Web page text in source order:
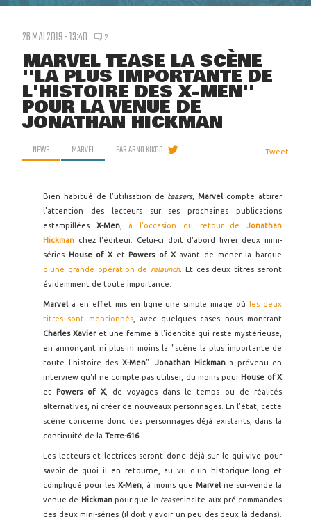
26 MAI 2019 - 13:40 2
MARVEL TEASE LA SCÈNE
''LA PLUS IMPORTANTE DE
L'HISTOIRE DES X-MEN''
POUR LA VENUE DE
JONATHAN HICKMAN
NEWS MARVEL PARARNO KIKOO Tweet
Bien habitué de l'utilisation de teasers,Marvel compte attirer
l'attention des lecteurs sur ses prochaines publications
estampillées X-Men, à l'occasion du retour deJonathan
Hickman chez l'éditeur. Celui-ci doit d'abord livrer deux mini-
séries House of X et Powers of X avant de mener la barque
d'une grande opération de relaunch. Et ces deux titres seront
évidemment de toute importance.
Marvel a en effet mis en ligne une simple image où les deux
titres sont mentionnés, avec quelques cases nous montrant
Charles Xavier et une femme à l'identité qui reste mystérieuse,
en annonçant ni plus ni moins la "scène la plus importante de
toute l'histoire des X-Men". Jonathan Hickman a prévenu en
interview qu'il ne compte pas utiliser, du moins pour House of X
et Powers of X, de voyages dans le temps ou de réalités
alternatives, ni créer de nouveaux personnages. En l'état, cette
scène concerne donc des personnages déjà existants, dans la
continuité de la Terre-616.
Les lecteurs et lectrices seront donc déjà sur le qui-vive pour
savoir de quoi il en retourne, au vu d'un historique long et
compliqué pour lesX-Men , à moins que Marvel ne sur-vende la
venue de Hickmanpour que le teaserincite aux pré-commandes
des deux mini-séries (il doit y avoir un peu des deux là dedans).